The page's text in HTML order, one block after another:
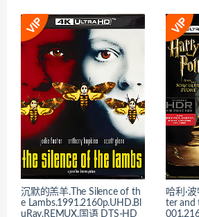
沉默的羔羊.The Silence of th
e Lambs.1991.2160p.UHD.Bl
uRay.REMUX.国语 DTS-HD
哈利·
ter and